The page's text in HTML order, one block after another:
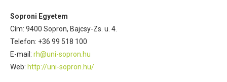
Soproni Egyetem
Cím: 9400 Sopron, Bajcsy-Zs. u. 4.
Telefon: +36 99 518 100
E-mail: rh@uni-sopron.hu
Web: http://uni-sopron.hu/